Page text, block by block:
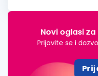
snagom, materijalom...
Novi oglasi
Prijavite se i